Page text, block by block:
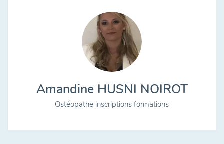
Amandine HUSNI NOIROT
Ostéopathe inscriptions formations